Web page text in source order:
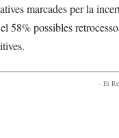
marcades per la
58% possibles
- Et